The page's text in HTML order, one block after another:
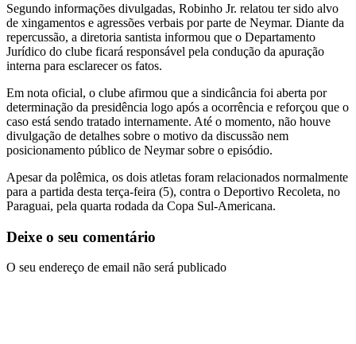
Segundo informações divulgadas, Robinho Jr. relatou ter sido alvo
de xingamentos e agressões verbais por parte de Neymar. Diante da
repercussão, a diretoria santista informou que o Departamento
Jurídico do clube ficará responsável pela condução da apuração
interna para esclarecer os fatos.
Em nota oficial, o clube afirmou que a sindicância foi aberta por
determinação da presidência logo após a ocorrência e reforçou que o
caso está sendo tratado internamente. Até o momento, não houve
divulgação de detalhes sobre o motivo da discussão nem
posicionamento público de Neymar sobre o episódio.
Apesar da polêmica, os dois atletas foram relacionados normalmente
para a partida desta terça-feira (5), contra o Deportivo Recoleta, no
Paraguai, pela quarta rodada da Copa Sul-Americana.
Deixe o seu comentário
O seu endereço de email não será publicado